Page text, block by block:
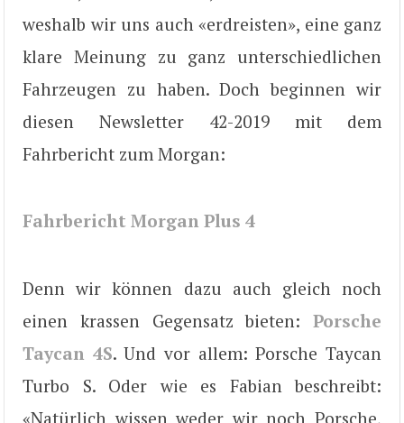
weshalb wir uns auch «erdreisten», eine ganz
klare Meinung zu ganz unterschiedlichen
Fahrzeugen zu haben. Doch beginnen wir
diesen Newsletter 42-2019 mit dem
Fahrbericht zum Morgan:
Fahrbericht Morgan Plus 4
Denn wir können dazu auch gleich noch
einen krassen Gegensatz bieten: Porsche
Taycan 4S. Und vor allem: Porsche Taycan
Turbo S. Oder wie es Fabian beschreibt:
«Natürlich wissen weder wir noch Porsche,